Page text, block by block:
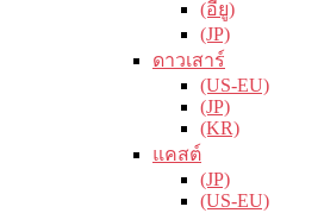
(อียู)
(JP)
ดาวเสาร์
(US-EU)
(JP)
(KR)
แคสต์
(JP)
(US-EU)